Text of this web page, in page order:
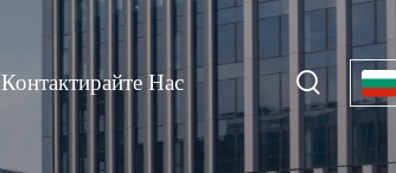
Контактирайте Нас